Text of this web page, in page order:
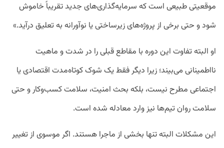
موقعیتی طبیعی است که سرمایه‌گذاری‌های جدید تقریباً خاموش
شود و حتی برخی از پروژه‌های زیرساختی یا نوآورانه به تعلیق درآید.»
او البته تفاوت این دوره با مقاطع قبلی را در شدت و ماهیت
نااطمینانی می‌بیند؛ زیرا دیگر فقط یک شوک کوتاه‌مدت اقتصادی یا
اجتماعی مطرح نیست، بلکه بحث امنیت، سلامت کسب‌وکار و حتی
سلامت روان تیم‌ها نیز وارد معادله شده است.
این مشکلات البته تنها بخشی از ماجرا هستند. اگر موسوی از تغییر